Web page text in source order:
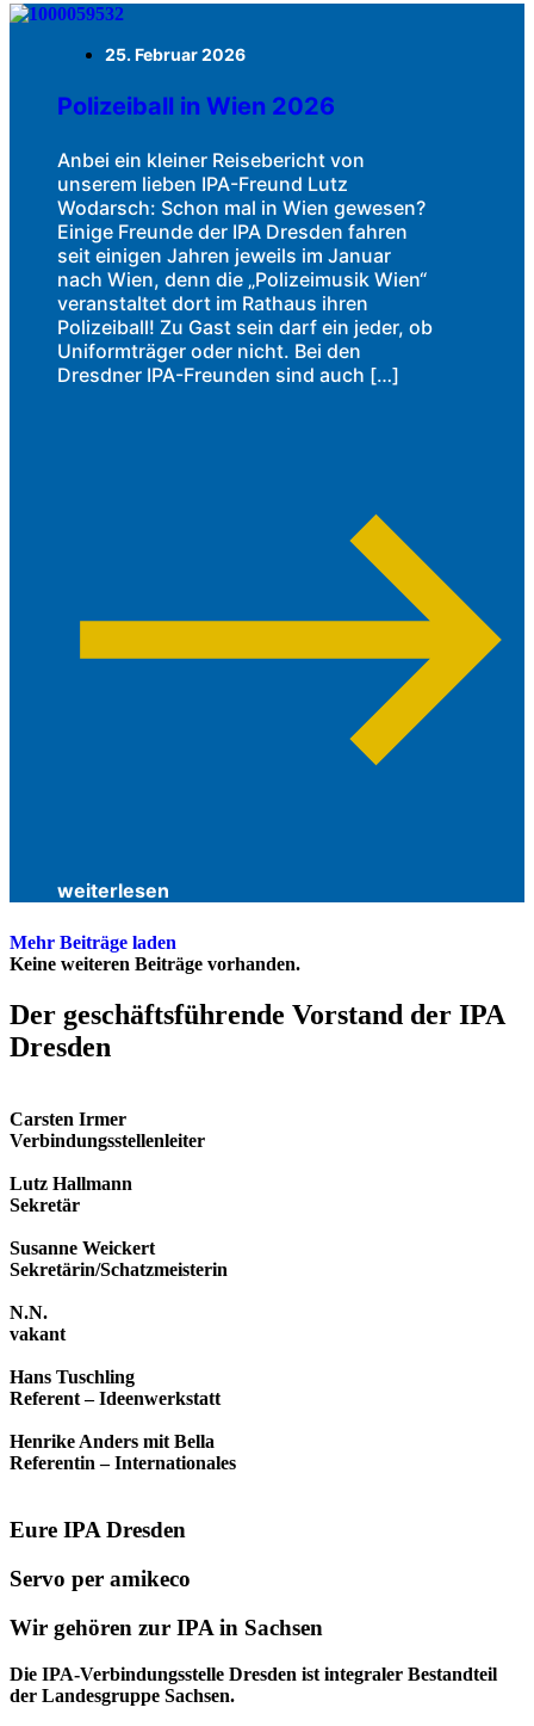
25. Februar 2026
Polizeiball in Wien 2026
Anbei ein kleiner Reisebericht von
unserem lieben IPA-Freund Lutz
Wodarsch: Schon mal in Wien gewesen?
Einige Freunde der IPA Dresden fahren
seit einigen Jahren jeweils im Januar
nach Wien, denn die „Polizeimusik Wien“
veranstaltet dort im Rathaus ihren
Polizeiball! Zu Gast sein darf ein jeder, ob
Uniformträger oder nicht. Bei den
Dresdner IPA-Freunden sind auch […]
weiterlesen
Mehr Beiträge laden
Keine weiteren Beiträge vorhanden.
Der geschäfts­führende Vorstand der IPA
Dresden
Carsten Irmer
Verbindungsstellenleiter
Lutz Hallmann
Sekretär
Susanne Weickert
Sekretärin/Schatzmeisterin
N.N.
vakant
Hans Tuschling
Referent – Ideenwerkstatt
Henrike Anders mit Bella
Referentin – Internationales
Eure IPA Dresden
Servo per amikeco
Wir gehören zur IPA in Sachsen
Die IPA-Verbindungsstelle Dresden ist integraler Bestandteil
der Landesgruppe Sachsen.